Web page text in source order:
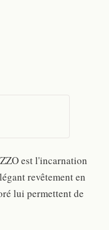
est l'incarnation
revêtement en
lui permettent de